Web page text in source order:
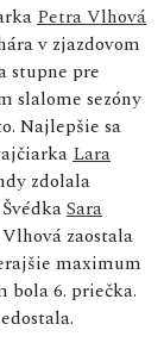
Petra Vlhová
v zjazdovom
stupne pre
slalome sezóny
Najlepšie sa
Lara
zdolala
Sara
zaostala
maximum
6. priečka.